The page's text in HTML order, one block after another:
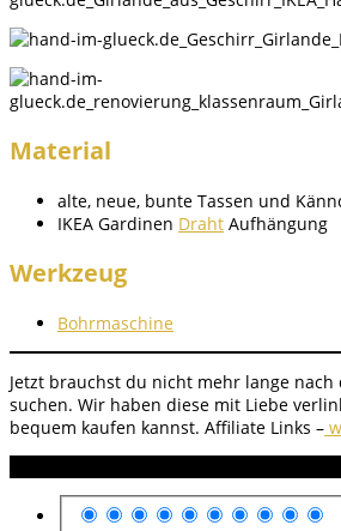
Material
alte, neue, bunte Tassen und
IKEA Gardinen Draht Aufhängung
Werkzeug
Bohrmaschine
Jetzt brauchst du nicht mehr lange
suchen. Wir haben diese mit Liebe
bequem kaufen kannst. Affiliate Links –